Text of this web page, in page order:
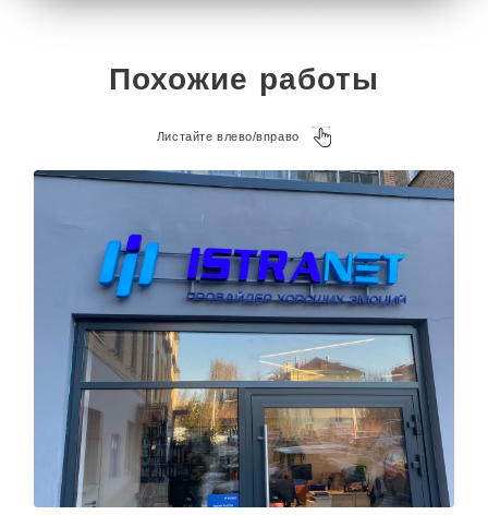
Похожие работы
Листайте влево/вправо